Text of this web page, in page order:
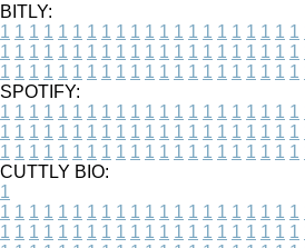
BITLY:
1 1 1 1 1 1 1 1 1 1 1 1 1 1 1 1 1 1 1 1 1
1 1 1 1 1 1 1 1 1 1 1 1 1 1 1 1 1 1 1 1 1
1 1 1 1 1 1 1 1 1 1 1 1 1 1 1 1 1 1 1 1 1
SPOTIFY:
1 1 1 1 1 1 1 1 1 1 1 1 1 1 1 1 1 1 1 1 1
1 1 1 1 1 1 1 1 1 1 1 1 1 1 1 1 1 1 1 1 1
1 1 1 1 1 1 1 1 1 1 1 1 1 1 1 1 1 1 1 1 1
CUTTLY BIO:
1
1 1 1 1 1 1 1 1 1 1 1 1 1 1 1 1 1 1 1 1 1
1 1 1 1 1 1 1 1 1 1 1 1 1 1 1 1 1 1 1 1 1